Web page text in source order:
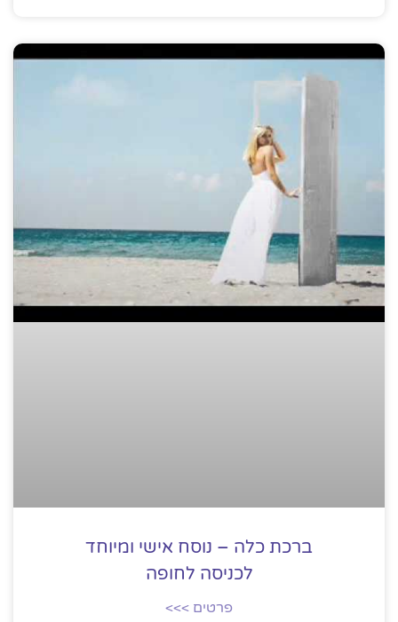
ברכת כלה – נוסח אישי ומיוחד
לכניסה לחופה
פרטים >>>